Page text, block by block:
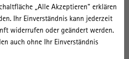
„Alle Akzeptieren“ erklären
Ihr Einverständnis kann jederzeit
widerrufen oder geändert werden.
auch ohne Ihr Einverständnis
ins Archiv, zuletzt eine große
zum Palast der Republik, zu den
der DDR oder zur Innengestaltung
„Haus des Kindes“ der